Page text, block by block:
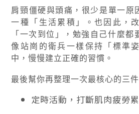
肩頸僵硬與頭痛，很少是單一原
一種「生活累積」。也因此，
「一次到位」，勉強自己什麼都
像站崗的衛兵一樣保持「標準
中，慢慢建立正確的習慣。
最後幫你再整理一次最核心的三件
定時活動，打斷肌肉疲勞